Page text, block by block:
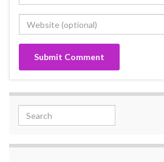
Search for: